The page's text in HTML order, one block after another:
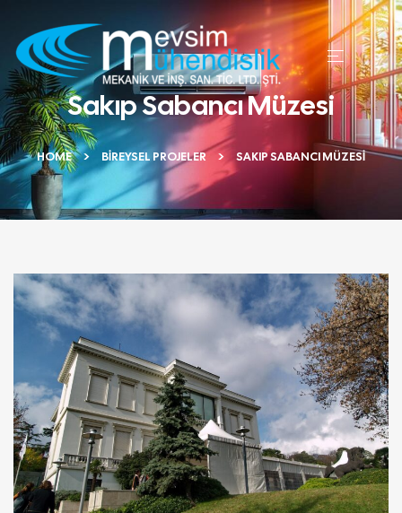
Sakıp Sabancı Müzesi
HOME BIREYSEL PROJELER SAKIP SABANCI MÜZESI